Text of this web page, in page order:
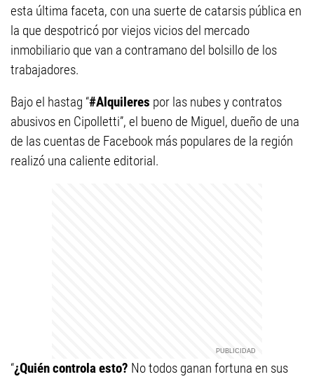
esta última faceta, con una suerte de catarsis pública en
la que despotricó por viejos vicios del mercado
inmobiliario que van a contramano del bolsillo de los
trabajadores.
Bajo el hastag “#Alquileres por las nubes y contratos
abusivos en Cipolletti”, el bueno de Miguel, dueño de una
de las cuentas de Facebook más populares de la región
realizó una caliente editorial.
“¿Quién controla esto? No todos ganan fortuna en sus